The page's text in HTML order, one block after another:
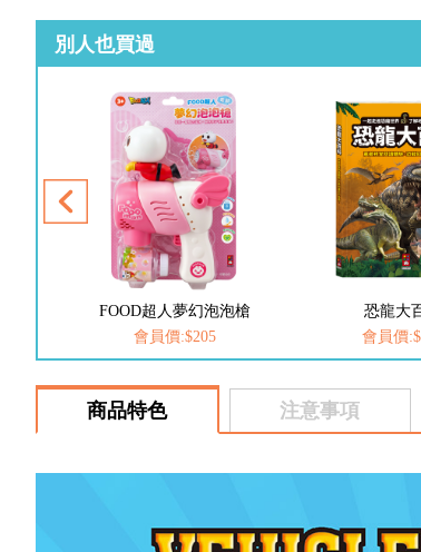
別人也買過
恐龍大百科
會員價:$225
動物大
會員價
商品特色 注意事項